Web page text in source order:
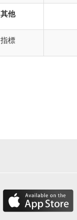
其他
指標